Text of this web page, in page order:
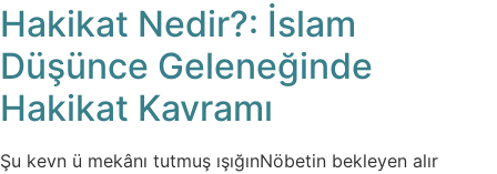
Hakikat Nedir?: İslam
Düşünce Geleneğinde
Hakikat Kavramı
Şu kevn ü mekânı tutmuş ışığınNöbetin bekleyen alır